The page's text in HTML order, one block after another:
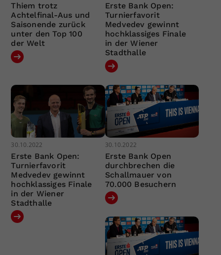
Thiem trotz
Achtelfinal-Aus und
Saisonende zurück
unter den Top 100
der Welt
Erste Bank Open:
Turnierfavorit
Medvedev gewinnt
hochklassiges Finale
in der Wiener
Stadthalle
30.10.2022
Erste Bank Open:
Turnierfavorit
Medvedev gewinnt
hochklassiges Finale
in der Wiener
Stadthalle
30.10.2022
Erste Bank Open
durchbrechen die
Schallmauer von
70.000 Besuchern